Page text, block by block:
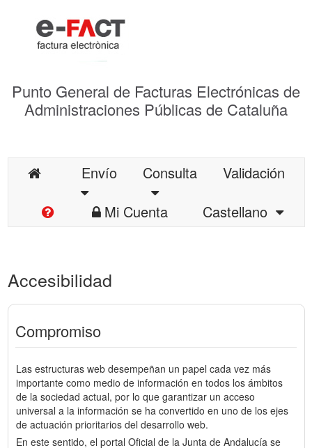
Punto General de Facturas Electrónicas de
Administraciones Públicas de Cataluña
Envío Consulta
Validación
Mi Cuenta
Castellano
Accesibilidad
Compromiso
Las estructuras web desempeñan un papel cada vez más
importante como medio de información en todos los ámbitos
de la sociedad actual, por lo que garantizar un acceso
universal a la información se ha convertido en uno de los ejes
de actuación prioritarios del desarrollo web.
En este sentido, el portal Oficial de la Junta de Andalucía se